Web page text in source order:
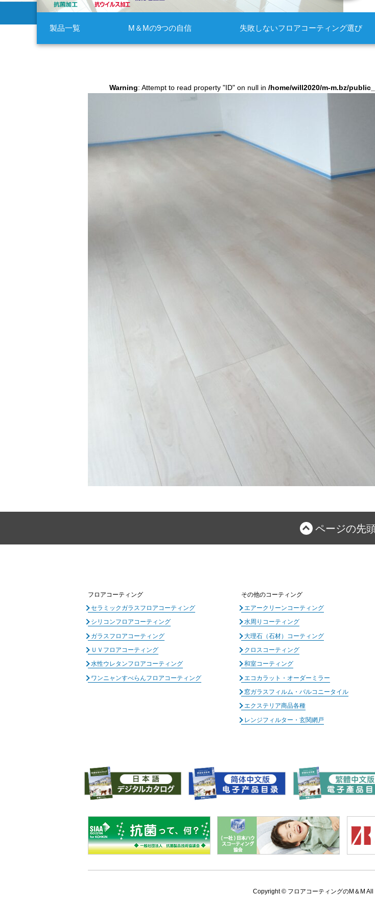
製品一覧 M＆Mの9つの自信 失敗しないフロアコーティング選び
Warning: Attempt to read property "ID" on null in /home/will2020/m-m.bz/
ページの先
フロアコーティング
セラミックガラスフロアコーティング
シリコンフロアコーティング
ガラスフロアコーティング
ＵＶフロアコーティング
水性ウレタンフロアコーティング
ワンニャンすべらんフロアコーティング
その他のコーティング
エアークリーンコーティング
水周りコーティング
大理石（石材）コーティング
クロスコーティング
和室コーティング
エコカラット・オーダーミラー
窓ガラスフィルム・バルコニータイル
エクステリア商品各種
レンジフィルター・玄関網戸
Copyright © フロアコーティングのM＆M